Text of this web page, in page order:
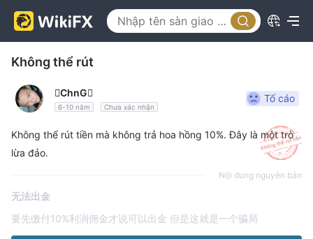
Không thể rút
ChnG
6-10 năm Chưa xác nhận
Tố cáo
Không thể rút tiền mà không trả hoa hồng 10%. Đây là một trò
lừa đảo.
Nội dung nguyên bản
无法出金
要先缴付10%利润佣金才说可以出金 但是这就是一个骗局